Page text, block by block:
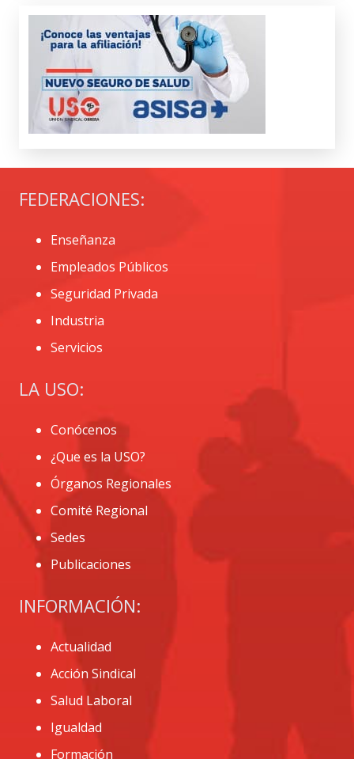
FEDERACIONES:
Enseñanza
Empleados Públicos
Seguridad Privada
Industria
Servicios
LA USO:
Conócenos
¿Que es la USO?
Órganos Regionales
Comité Regional
Sedes
Publicaciones
INFORMACIÓN:
Actualidad
Acción Sindical
Salud Laboral
Igualdad
Formación